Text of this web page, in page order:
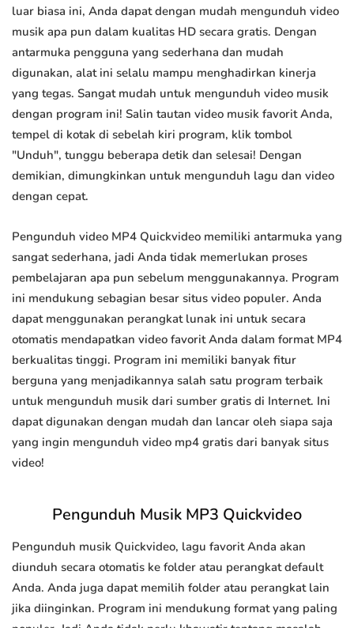
luar biasa ini, Anda dapat dengan mudah mengunduh video
musik apa pun dalam kualitas HD secara gratis. Dengan
antarmuka pengguna yang sederhana dan mudah
digunakan, alat ini selalu mampu menghadirkan kinerja
yang tegas. Sangat mudah untuk mengunduh video musik
dengan program ini! Salin tautan video musik favorit Anda,
tempel di kotak di sebelah kiri program, klik tombol
"Unduh", tunggu beberapa detik dan selesai! Dengan
demikian, dimungkinkan untuk mengunduh lagu dan video
dengan cepat.
Pengunduh video MP4 Quickvideo memiliki antarmuka yang
sangat sederhana, jadi Anda tidak memerlukan proses
pembelajaran apa pun sebelum menggunakannya. Program
ini mendukung sebagian besar situs video populer. Anda
dapat menggunakan perangkat lunak ini untuk secara
otomatis mendapatkan video favorit Anda dalam format MP4
berkualitas tinggi. Program ini memiliki banyak fitur
berguna yang menjadikannya salah satu program terbaik
untuk mengunduh musik dari sumber gratis di Internet. Ini
dapat digunakan dengan mudah dan lancar oleh siapa saja
yang ingin mengunduh video mp4 gratis dari banyak situs
video!
Pengunduh Musik MP3 Quickvideo
Pengunduh musik Quickvideo, lagu favorit Anda akan
diunduh secara otomatis ke folder atau perangkat default
Anda. Anda juga dapat memilih folder atau perangkat lain
jika diinginkan. Program ini mendukung format yang paling